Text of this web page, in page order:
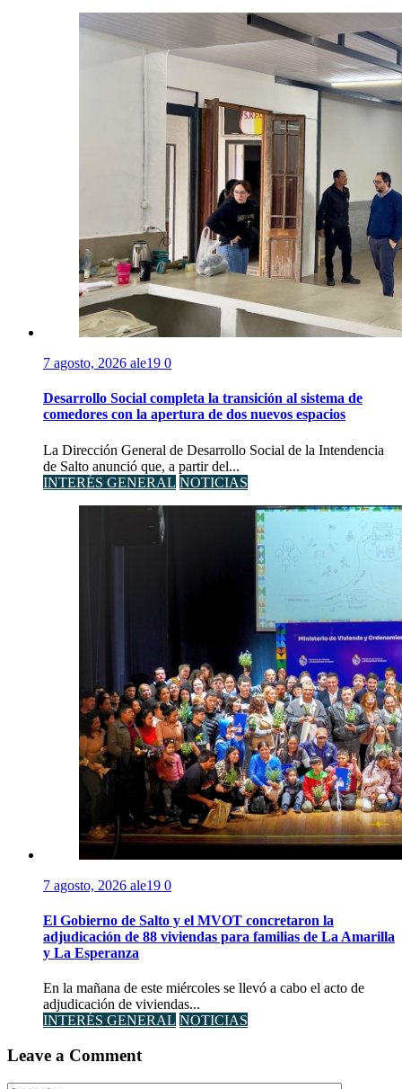
7 agosto, 2026 ale19 0
Desarrollo Social completa la transición al sistema de
comedores con la apertura de dos nuevos espacios
La Dirección General de Desarrollo Social de la Intendencia
de Salto anunció que, a partir del...
INTERÉS GENERAL NOTICIAS
7 agosto, 2026 ale19 0
El Gobierno de Salto y el MVOT concretaron la
adjudicación de 88 viviendas para familias de La Amarilla
y La Esperanza
En la mañana de este miércoles se llevó a cabo el acto de
adjudicación de viviendas...
INTERÉS GENERAL NOTICIAS
Leave a Comment